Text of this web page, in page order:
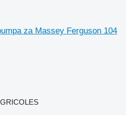
za Massey Ferguson 104